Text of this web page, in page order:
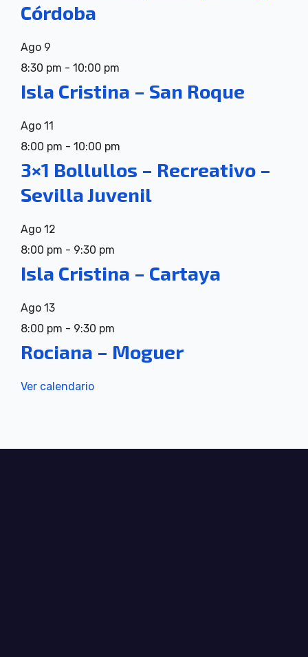
Córdoba
Ago 9
8:30 pm - 10:00 pm
Isla Cristina – San Roque
Ago 11
8:00 pm - 10:00 pm
3×1 Bollullos – Recreativo –
Sevilla Juvenil
Ago 12
8:00 pm - 9:30 pm
Isla Cristina – Cartaya
Ago 13
8:00 pm - 9:30 pm
Rociana – Moguer
Ver calendario